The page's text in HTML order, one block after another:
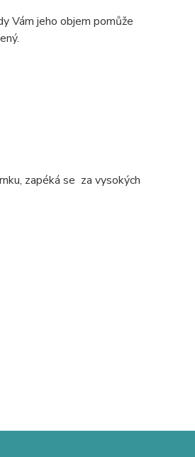
Vám jeho objem pomůže
zapéká se za vysokých